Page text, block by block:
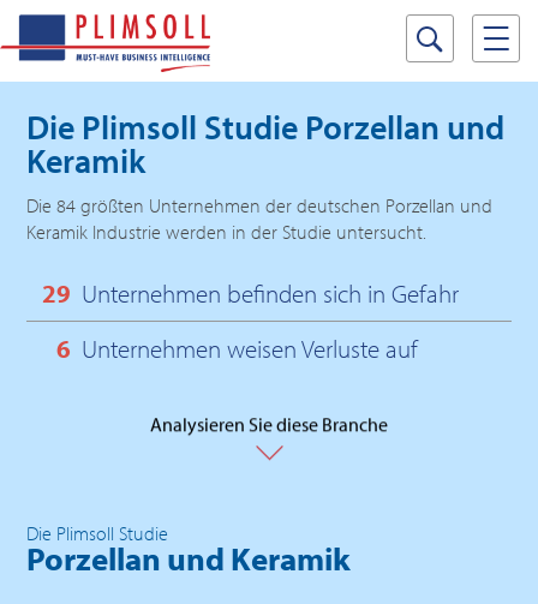
Die Plimsoll Studie Porzellan und
Keramik
Die 84 größten Unternehmen der deutschen Porzellan und
Keramik Industrie werden in der Studie untersucht.
29 Unternehmen befinden sich in Gefahr
6 Unternehmen weisen Verluste auf
Analysieren Sie diese Branche
Die Plimsoll Studie
Porzellan und Keramik